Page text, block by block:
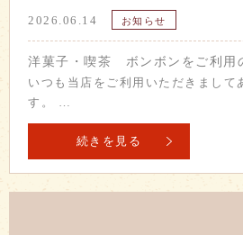
2026.06.14 お知らせ
洋菓子・喫茶 ボンボンをご利用
いつも当店をご利用いただきまして
す。 …
続きを見る